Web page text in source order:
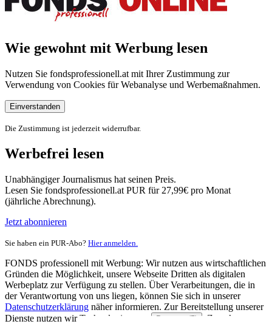
Wie gewohnt mit Werbung lesen
Nutzen Sie fondsprofessionell.at mit Ihrer Zustimmung zur
Verwendung von Cookies für Webanalyse und Werbemaßnahmen.
Einverstanden
Die Zustimmung ist jederzeit widerrufbar.
Werbefrei lesen
Unabhängiger Journalismus hat seinen Preis.
Lesen Sie fondsprofessionell.at PUR für 27,99€ pro Monat
(jährliche Abrechnung).
Jetzt abonnieren
Sie haben ein PUR-Abo? Hier anmelden.
FONDS professionell mit Werbung: Wir nutzen aus wirtschaftlichen
Gründen die Möglichkeit, unsere Webseite Dritten als digitalen
Werbeplatz zur Verfügung zu stellen. Über Verarbeitungen, die in
der Verantwortung von uns liegen, können Sie sich in unserer
Datenschutzerklärung näher informieren. Zur Bereitstellung unserer
Dienste nutzen wir Technologien von
Partnern (5)
. Zwecke: